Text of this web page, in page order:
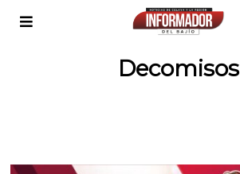
Decomisos